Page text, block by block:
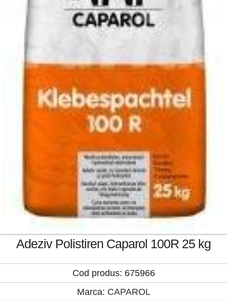
Adeziv Polistiren Caparol 100R 25 kg
Cod produs: 675966
Marca: CAPAROL